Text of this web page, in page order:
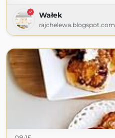
Wałek
rajchelewa.blogspot.com